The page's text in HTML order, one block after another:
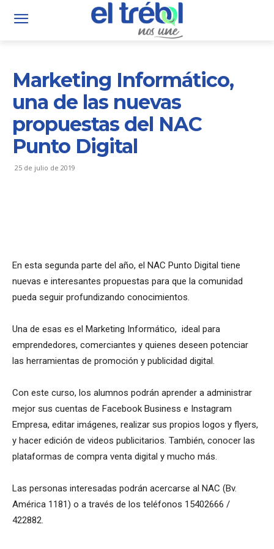
Marketing Informático,
una de las nuevas
propuestas del NAC
Punto Digital
25 de julio de 2019
En esta segunda parte del año, el NAC Punto Digital tiene
nuevas e interesantes propuestas para que la comunidad
pueda seguir profundizando conocimientos.
Una de esas es el Marketing Informático, ideal para
emprendedores, comerciantes y quienes deseen potenciar
las herramientas de promoción y publicidad digital.
Con este curso, los alumnos podrán aprender a administrar
mejor sus cuentas de Facebook Business e Instagram
Empresa, editar imágenes, realizar sus propios logos y flyers,
y hacer edición de videos publicitarios. También, conocer las
plataformas de compra venta digital y mucho más.
Las personas interesadas podrán acercarse al NAC (Bv.
América 1181) o a través de los teléfonos 15402666 /
422882.